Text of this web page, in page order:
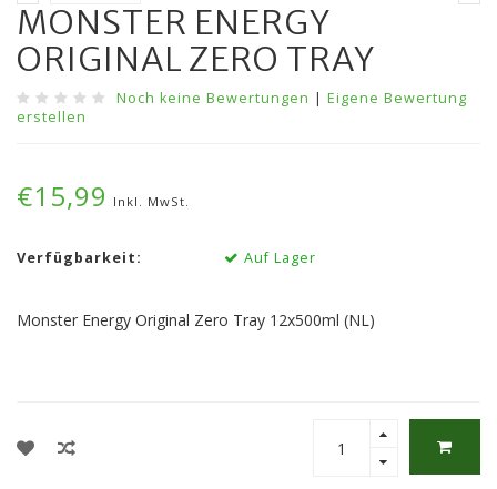
MONSTER ENERGY
ORIGINAL ZERO TRAY
Noch keine Bewertungen | Eigene Bewertung
erstellen
€15,99 Inkl. MwSt.
Verfügbarkeit: Auf Lager
Monster Energy Original Zero Tray 12x500ml (NL)